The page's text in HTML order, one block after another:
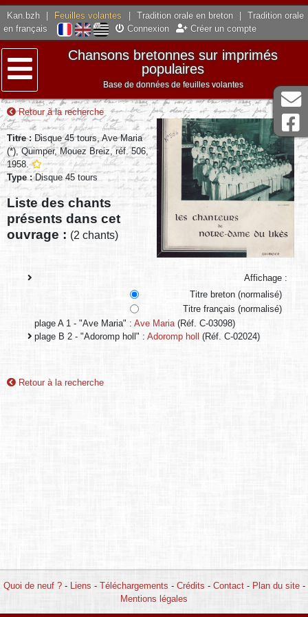
Kan.bzh Feuilles volantes Tradition orale en breton
Tradition orale
en français
Connexion Créer un compte
Menu
Chansons bretonnes sur imprimés
populaires
Base de données de feuilles volantes
Retour à la recherche
Titre : Disque 45 tours, Ave Maria
(*), Quimper, Mouez Breiz, réf. 506,
1958.
Type :Disque 45 tours
Liste des chants
présents dans cet
ouvrage : (2 chants)
Affichage :
Titre breton (normalisé)
Titre français (normalisé)
plage A 1 - "Ave Maria" : Ave Maria (Réf. C-03098)
plage B 2 - "Adoromp holl" : Adoromp holl (Réf. C-02024)
Retour à la recherche
Quoi de neuf ?- Liens - Téléchargements - Crédits - Contact- Plan du site-
Mentions légales